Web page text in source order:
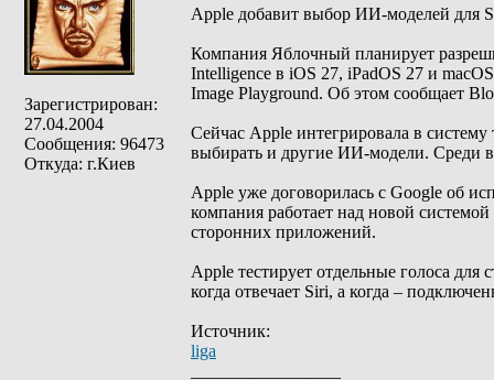
Зарегистрирован:
27.04.2004
Сообщения: 96473
Откуда: г.Киев
Apple добавит выбор ИИ-моделей для
Компания Яблочный планирует
Intelligence в iOS 27, iPadOS 27 и
Image Playground. Об этом сообщает
Сейчас Apple интегрировала в
выбирать и другие ИИ-модели. Среди
Apple уже договорилась с Google об
компания работает над новой
сторонних приложений.
Apple тестирует отдельные голоса
когда отвечает Siri, а когда –
Источник:
liga